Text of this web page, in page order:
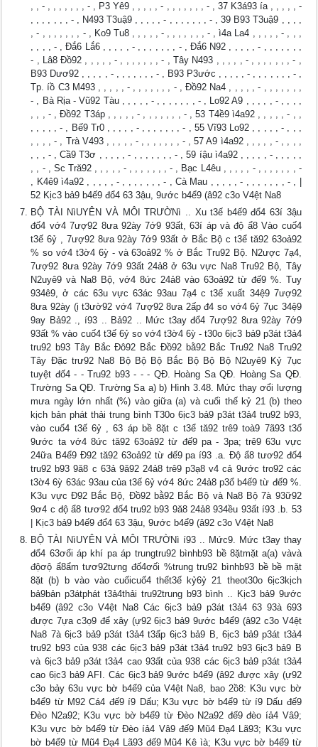
, , - , , , , , , , - , P3 Yê9 , , , , , - , , , , , , , - , 37 K3á93 ía , , , , , -
, , , , , , , - , N493 T3uậ9 , , , , , - , , , , , , , - , 39 B93 T3uậ9 , , , ,
, - , , , , , , , - , Ko9 Tu8 , , , , , - , , , , , , , - , ì4a La4 , , , , , - , , ,
, , , , - , Đắ6 Lắ6 , , , , , - , , , , , , , - , Đắ6 N92 , , , , , - , , , , , , ,
- , Lâ8 Đồ92 , , , , , - , , , , , , , - , Tây N493 , , , , , - , , , , , , , - ,
B93 Dươ92 , , , , , - , , , , , , , - , B93 P3ước , , , , , - , , , , , , , - ,
Tp. íồ C3 M493 , , , , , - , , , , , , , - , Đồ92 Na4 , , , , , - , , , , , , ,
- , Bà Rịa - Vũ92 Tàu , , , , , - , , , , , , , - , Lo92 A9 , , , , , - , , , ,
, , , - , Đồ92 T3áp , , , , , - , , , , , , , - , 53 T4ề9 ì4a92 , , , , , - , ,
, , , , , - , Bế9 Tr0 , , , , , - , , , , , , , - , 55 Vĩ93 Lo92 , , , , , - , , ,
, , , , - , Trà V493 , , , , , - , , , , , , , - , 57 A9 ì4a92 , , , , , - , , , ,
, , , - , Cầ9 T3ơ , , , , , - , , , , , , , - , 59 íậu ì4a92 , , , , , - , , , , ,
, , - , Sc Tră92 , , , , , - , , , , , , , - , Bạc L4êu , , , , , - , , , , , , , -
, K4ê9 ì4a92 , , , , , - , , , , , , , - , Cà Mau , , , , , - , , , , , , , - , |
52 Kịc3 bả9 b4ế9 đổ4 63 3ậu, 9ước b4ể9 (â92 c3o V4ệt Na8
BỘ TÀI NìUYÊN VÀ MÔI TRƯỜNì .. Xu t3ế b4ế9 đổ4 63í 3ậu
đố4 vớ4 7ượ92 8ưa 92ày 7ớ9 93ất, 63í áp và độ ẩ8 Vào cuố4
t3ế 6ỷ , 7ượ92 8ưa 92ày 7ớ9 93ất ở Bắc Bộ c t3ể tă92 63oả92
% so vớ4 t3ờ4 6ỳ - và 63oả92 % ở Bắc Tru92 Bộ. N2ược 7ạ4,
7ượ92 8ưa 92ày 7ớ9 93ất 24ả8 ở 63u vực Na8 Tru92 Bộ, Tây
N2uyê9 và Na8 Bộ, vớ4 8ức 24ả8 vào 63oả92 từ đế9 %. Tuy
934ê9, ở các 63u vực 63ác 93au 7ạ4 c t3ể xuất 34ệ9 7ượ92
8ưa 92ày (ị t3ườ92 vớ4 7ượ92 8ưa 2ấp đ4 so vớ4 6ỷ 7ục 34ệ9
9ay Bả92 ., í93 .. Bả92 .. Mức t3ay đổ4 7ượ92 8ưa 92ày 7ớ9
93ất % vào cuố4 t3ế 6ỷ so vớ4 t3ờ4 6ỳ - t30o 6ịc3 bả9 p3át t3ả4
tru92 b93 Tây Bắc Đô92 Bắc Đồ92 bằ92 Bắc Tru92 Na8 Tru92
Tây Đặc trư92 Na8 Bộ Bộ Bộ Bắc Bộ Bộ Bộ N2uyê9 Kỷ 7ục
tuyệt đố4 - - Tru92 b93 - - - QĐ. Hoàng Sa QĐ. Hoàng Sa QĐ.
Trường Sa QĐ. Trường Sa a) b) Hình 3.48. Mức thay ơổi lượng
mưa ngày lớn nhất (%) vào giữa (a) và cuối thế kỷ 21 (b) theo
kịch bản phát thải trung bình T30o 6ịc3 bả9 p3át t3ả4 tru92 b93,
vào cuố4 t3ế 6ỷ , 63 áp bề 8ặt c t3ể tă92 trê9 toà9 7ã93 t3ổ
9ước ta vớ4 8ức tă92 63oả92 từ đế9 pa - 3pa; trê9 63u vực
24ữa B4ể9 Đ92 tă92 63oả92 từ đế9 pa í93 .a. Độ ẩ8 tươ92 đố4
tru92 b93 9ă8 c 63ả 9ă92 24ả8 trê9 p3ạ8 v4 cả 9ước tro92 các
t3ờ4 6ỳ 63ác 93au của t3ế 6ỷ vớ4 8ức 24ả8 p3ổ b4ế9 từ đế9 %.
K3u vực Đ92 Bắc Bộ, Đồ92 bằ92 Bắc Bộ và Na8 Bộ 7à 93ữ92
9ơ4 c độ ẩ8 tươ92 đố4 tru92 b93 9ă8 24ả8 934ều 93ất í93 .b. 53
| Kịc3 bả9 b4ế9 đổ4 63 3ậu, 9ước b4ể9 (â92 c3o V4ệt Na8
BỘ TÀI NìUYÊN VÀ MÔI TRƯỜNì í93 .. Mức9. Mức t3ay thay
đổ4 63ơổi áp khí pa áp trungtru92 bìnhb93 bề 8ặtmặt a(a) vàvà
độơộ ẩ8ẩm tươ92tưng đố4ơối %trung tru92 bìnhb93 bề bề mặt
8ặt (b) b vào vào cuốicuố4 thết3ế kỷ6ỷ 21 theot30o 6ịc3kịch
bả9bản p3átphát t3ả4thải tru92trung b93 bình .. Kịc3 bả9 9ước
b4ể9 (â92 c3o V4ệt Na8 Các 6ịc3 bả9 p3át t3ả4 63 93à 693
được 7ựa c3ọ9 để xây (ự92 6ịc3 bả9 9ước b4ể9 (â92 c3o V4ệt
Na8 7à 6ịc3 bả9 p3át t3ả4 t3ấp 6ịc3 bả9 B, 6ịc3 bả9 p3át t3ả4
tru92 b93 của 938 các 6ịc3 bả9 p3át t3ả4 tru92 b93 6ịc3 bả9 B
và 6ịc3 bả9 p3át t3ả4 cao 93ất của 938 các 6ịc3 bả9 p3át t3ả4
cao 6ịc3 bả9 AFI. Các 6ịc3 bả9 9ước b4ể9 (â92 được xây (ự92
c3o bảy 63u vực bờ b4ể9 của V4ệt Na8, bao 2ồ8: K3u vực bờ
b4ể9 từ M92 Cá4 đế9 í9 Dấu; K3u vực bờ b4ể9 từ í9 Dấu đế9
Đèo N2a92; K3u vực bờ b4ể9 từ Đèo N2a92 đế9 đèo íả4 Vâ9;
K3u vực bờ b4ể9 từ Đèo íả4 Vâ9 đế9 Mũ4 Đạ4 Lã93; K3u vực
bờ b4ể9 từ Mũ4 Đạ4 Lã93 đế9 Mũ4 Kê ìà; K3u vực bờ b4ể9 từ